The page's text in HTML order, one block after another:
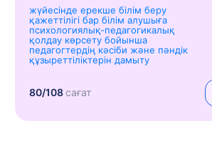
жүйесінде ерекше білім беру
қажеттілігі бар білім алушыға
психологиялық-педагогикалық
қолдау көрсету бойынша
педагогтердің кәсіби және пәндік
құзыреттіліктерін дамыту
80/108сағат